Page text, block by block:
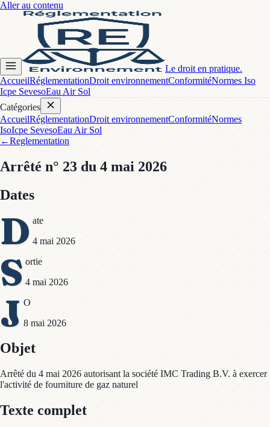
Aller au contenu
Le droit en pratique.
AccueilRéglementationDroit environnementConformitéNormes Iso
Icpe SevesoEau Air Sol
Catégories
AccueilRéglementationDroit environnementConformitéNormes
IsoIcpe SevesoEau Air Sol
←Reglementation
Arrêté n° 23 du 4 mai 2026
Dates
D ate
4 mai 2026
S ortie
4 mai 2026
J O
8 mai 2026
Objet
Arrêté du 4 mai 2026 autorisant la société IMC Trading B.V. à exercer
l'activité de fourniture de gaz naturel
Texte complet